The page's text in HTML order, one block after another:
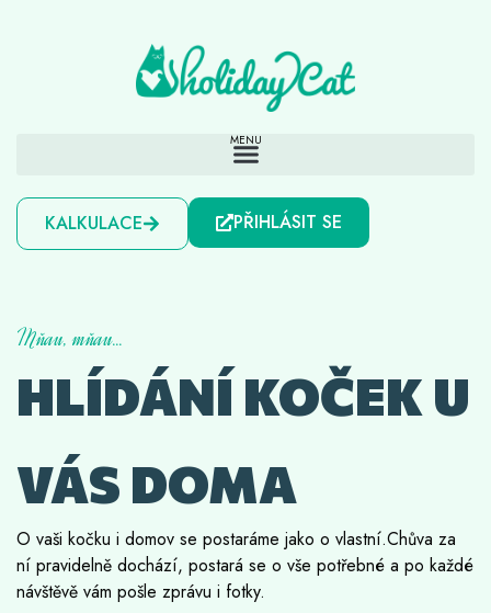
KALKULACE PŘIHLÁSIT SE
Mňau, mňau...
HLÍDÁNÍ KOČEK U
VÁS DOMA
O vaši kočku i domov se postaráme jako o vlastní.Chůva za
ní pravidelně dochází, postará se o vše potřebné a po každé
návštěvě vám pošle zprávu i fotky.